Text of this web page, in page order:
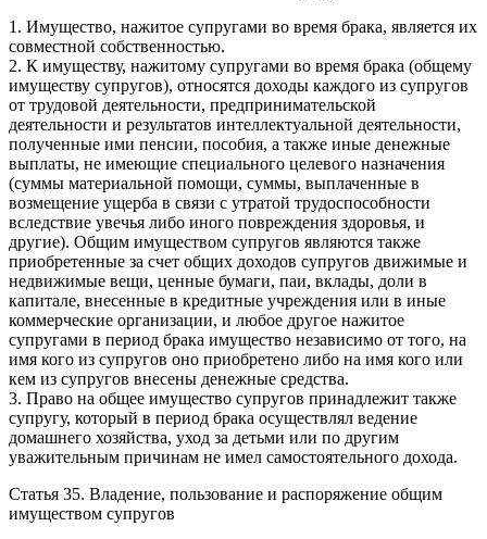
1. Имущество, нажитое супругами во время брака, является их
совместной собственностью.
2. К имуществу, нажитому супругами во время брака (общему
имуществу супругов), относятся доходы каждого из супругов
от трудовой деятельности, предпринимательской
деятельности и результатов интеллектуальной деятельности,
полученные ими пенсии, пособия, а также иные денежные
выплаты, не имеющие специального целевого назначения
(суммы материальной помощи, суммы, выплаченные в
возмещение ущерба в связи с утратой трудоспособности
вследствие увечья либо иного повреждения здоровья, и
другие). Общим имуществом супругов являются также
приобретенные за счет общих доходов супругов движимые и
недвижимые вещи, ценные бумаги, паи, вклады, доли в
капитале, внесенные в кредитные учреждения или в иные
коммерческие организации, и любое другое нажитое
супругами в период брака имущество независимо от того, на
имя кого из супругов оно приобретено либо на имя кого или
кем из супругов внесены денежные средства.
3. Право на общее имущество супругов принадлежит также
супругу, который в период брака осуществлял ведение
домашнего хозяйства, уход за детьми или по другим
уважительным причинам не имел самостоятельного дохода.
Статья 35. Владение, пользование и распоряжение общим
имуществом супругов